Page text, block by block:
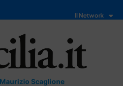
Il Network
Scaglione